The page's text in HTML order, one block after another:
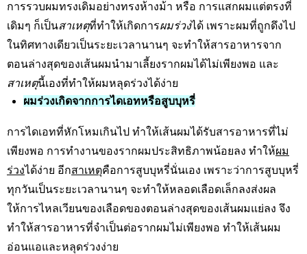
การรวบผมทรงเดิมอย่างทรงห้างม้า หรือ การแสกผมแต่ตรงที่
เดิมๆ ก็เป็นสาเหตุที่ทำให้เกิดการผมร่วงได้ เพราะผมที่ถูกดึงไป
ในทิศทางเดียวเป็นระยะเวลานานๆ จะทำให้สารอาหารจาก
ตอนล่างสุดของเส้นผมนำมาเลี้ยงรากผมได้ไม่เพียงพอ และ
สาเหตุนี้เองที่ทำให้ผมหลุดร่วงได้ง่าย
ผมร่วงเกิดจากการไดเอทหรือสูบบุหรี่
การไดเอทที่หักโหมเกินไป ทำให้เส้นผมได้รับสารอาหารที่ไม่
เพียงพอ การทำงานของรากผมประสิทธิภาพน้อยลง ทำให้ผม
ร่วงได้ง่าย อีกสาเหตุคือการสูบบุหรี่นั่นเอง เพราะว่าการสูบบุหรี่
ทุกวันเป็นระยะเวลานานๆ จะทำให้หลอดเลือดเล็กลงส่งผล
ให้การไหลเวียนของเลือดของตอนล่างสุดของเส้นผมแย่ลง จึง
ทำให้สารอาหารที่จำเป็นต่อรากผมไม่เพียงพอ ทำให้เส้นผม
อ่อนแอและหลุดร่วงง่าย